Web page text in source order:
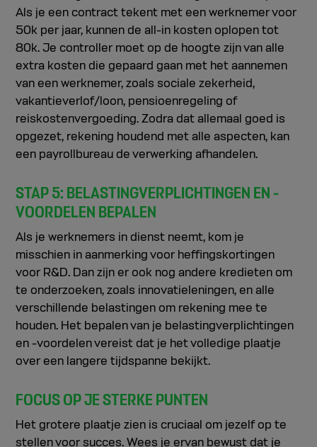
Als je een contract tekent met een werknemer voor
50k per jaar, kunnen de all-in kosten oplopen tot
80k. Je controller moet op de hoogte zijn van alle
extra kosten die gepaard gaan met het aannemen
van een werknemer, zoals sociale zekerheid,
vakantieverlof/loon, pensioenregeling of
reiskostenvergoeding. Zodra dat allemaal goed is
opgezet, rekening houdend met alle aspecten, kan
een payrollbureau de verwerking afhandelen.
STAP 5: BELASTINGVERPLICHTINGEN EN -
VOORDELEN BEPALEN
Als je werknemers in dienst neemt, kom je
misschien in aanmerking voor heffingskortingen
voor R&D. Dan zijn er ook nog andere kredieten om
te onderzoeken, zoals innovatieleningen, en alle
verschillende belastingen om rekening mee te
houden. Het bepalen van je belastingverplichtingen
en -voordelen vereist dat je het volledige plaatje
over een langere tijdspanne bekijkt.
FOCUS OP JE STERKE PUNTEN
Het grotere plaatje zien is cruciaal om jezelf op te
stellen voor succes. Wees je ervan bewust dat je